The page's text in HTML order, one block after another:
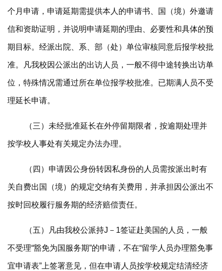
个月申请，申请延期需提供本人的申请书、国（境）外邀请
信和资助证明，并说明申请延期的理由、必要性和具体的预
期目标。经派出院、系、部（处）单位审核同意后报学校批
准。凡我校因公派出的出访人员，一般不得中途转换出访单
位，特殊情况需通过所在单位报学校批准。已期满人员不受
理延长申请。
（三）未经批准延长在外停留期限者，按逾期处理并
按学校人事处有关规定办法办理。
（四）申请因公身份转因私身份的人员需按派出时有
关自费出国（境）的规定交纳有关费用，并承担因公派出不
按时回校履行服务期的经济赔偿责任。
（五）凡由我校公派持J－1签证赴美国的人员，一般
不受理“豁免为国服务期”的申请，不在“留学人员办理豁免事
宜申请表”上签署意见，但在申请人员按学校规定结清经济